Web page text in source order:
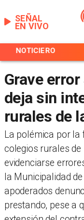
EN VIVO
SEÑAL
NOTICIERO
Grave
deja sin
rurales de
​La polémica por la
colegios rurales
evidenciarse
la Municipalidad
apoderados
prestando, pese a